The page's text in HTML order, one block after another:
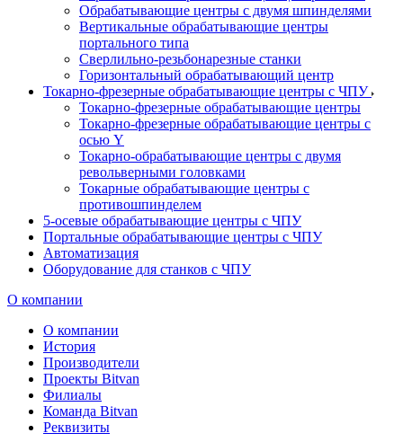
Обрабатывающие центры с двумя шпинделями
Вертикальные обрабатывающие центры
портального типа
Сверлильно-резьбонарезные станки
Горизонтальный обрабатывающий центр
Токарно-фрезерные обрабатывающие центры с ЧПУ
Токарно-фрезерные обрабатывающие центры
Токарно-фрезерные обрабатывающие центры с
осью Y
Токарно-обрабатывающие центры c двумя
револьверными головками
Токарные обрабатывающие центры с
противошпинделем
5-осевые обрабатывающие центры с ЧПУ
Портальные обрабатывающие центры с ЧПУ
Автоматизация
Оборудование для станков с ЧПУ
О компании
О компании
История
Производители
Проекты Bitvan
Филиалы
Команда Bitvan
Реквизиты